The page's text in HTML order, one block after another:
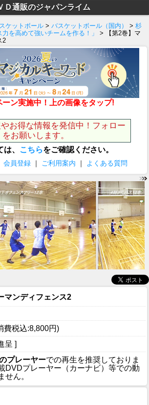
Ｄ通販のジャパンライム
ケットボール > バスケットボール（国内） > 杉
を高めて強いチームを作る！」
> 【第2巻】マ
2
ーン実施中！上の画像をタップ!
お得な情報を発信中！フォロー
をお願いします。
、 こちらをご確認ください。
会員登録 ｜ ご利用案内 ｜ よくある質問
マンディフェンス2
費税込:8,800円)
呈 ]
プレーヤーでの再生を推奨しておりま
DVDプレーヤー（カーナビ）等での動
せん。